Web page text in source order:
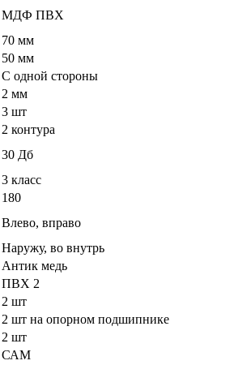
МДФ ПВХ
70 мм
50 мм
С одной стороны
2 мм
3 шт
2 контура
30 Дб
3 класс
180
Влево, вправо
Наружу, во внутрь
Антик медь
ПВХ 2
2 шт
2 шт на опорном подшипнике
2 шт
САМ